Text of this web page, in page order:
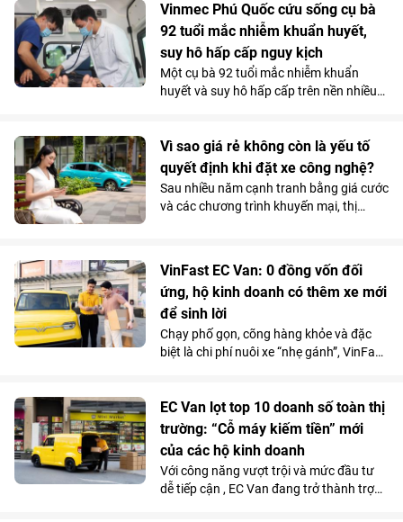
chọn phẫu thuật ngay mà quyết định
điều trị theo một hướng hoàn toàn khác.
Và chính quyết định tưởng chừng trái
ngược ấy lại trở thành bước ngoặt giúp
người bệnh vượt qua “cửa tử”.
Vinmec Phú Quốc cứu sống cụ bà
92 tuổi mắc nhiễm khuẩn huyết,
suy hô hấp cấp nguy kịch
Một cụ bà 92 tuổi mắc nhiễm khuẩn
huyết và suy hô hấp cấp trên nền nhiều
lược hồi sức cá thể hóa, hạn chế tối đa
các can thiệp xâm lấn nguy hiểm.
Vì sao giá rẻ không còn là yếu tố
quyết định khi đặt xe công nghệ?
Sau nhiều năm cạnh tranh bằng giá cước
và các chương trình khuyến mại, thị
lệch giá giữa các nền tảng ngày càng thu
hẹp, người dùng có xu hướng quan tâm
nhiều hơn đến những yếu tố như thời
gian xe đón, chất lượng phương tiện hay
sự ổn định của dịch vụ.
VinFast EC Van: 0 đồng vốn đối
ứng, hộ kinh doanh có thêm xe mới
để sinh lời
Chạy phố gọn, cõng hàng khỏe và đặc
biệt là chi phí nuôi xe “nhẹ gánh”, VinFast
EC Van lọt top 10 doanh số toàn thị
trường: “Cỗ máy kiếm tiền” mới
của các hộ kinh doanh
Với công năng vượt trội và mức đầu tư
dễ tiếp cận , EC Van đang trở thành trợ